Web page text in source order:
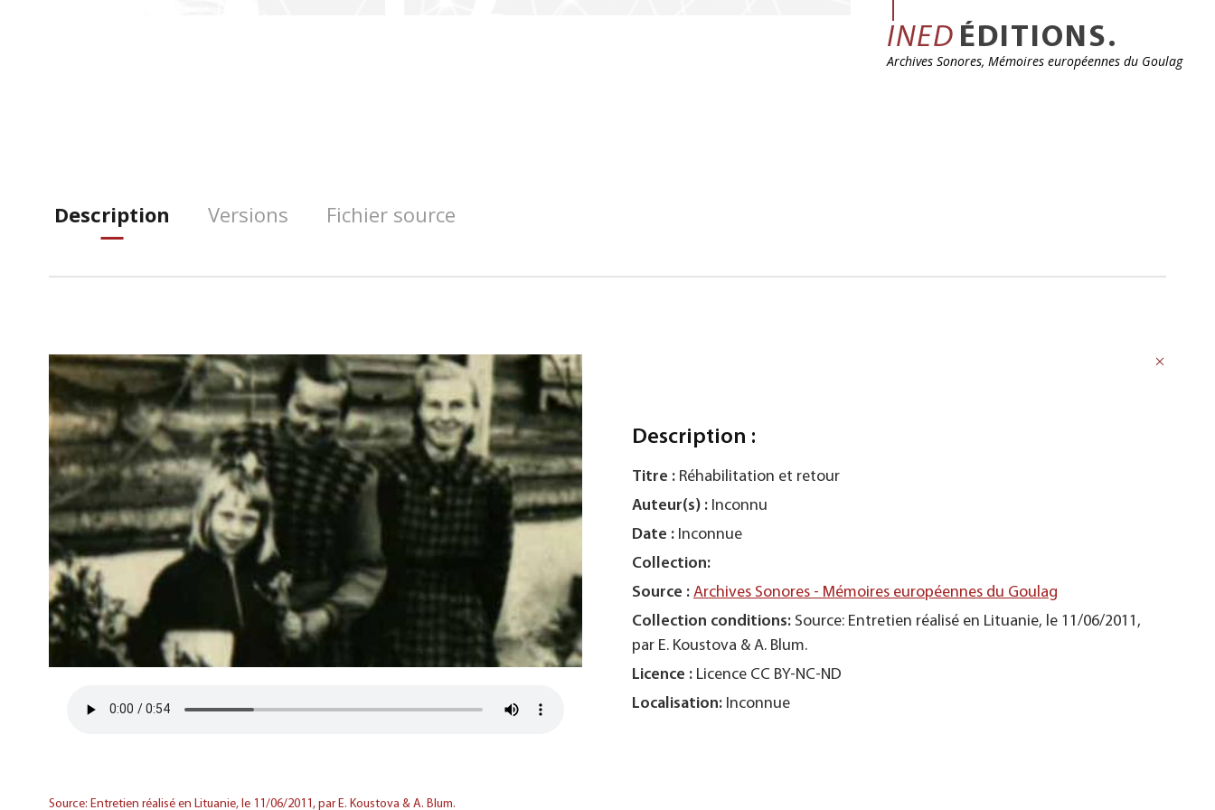
INED ÉDITIONS.
Archives Sonores, Mémoires européennes du Goulag
Description Versions Fichier source
Source: Entretien réalisé en Lituanie, le 11/06/2011, par E. Koustova & A. Blum.
Description :
Titre : Réhabilitation et retour
Auteur(s) : Inconnu
Date : Inconnue
Collection:
Source : Archives Sonores - Mémoires européennes du Goulag
Collection conditions: Source: Entretien réalisé en Lituanie, le 11/06/2011,
par E. Koustova & A. Blum.
Licence : Licence CC BY-NC-ND
Localisation: Inconnue